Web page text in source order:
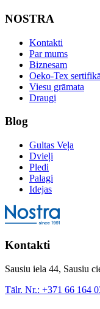
NOSTRA
Kontakti
Par mums
Biznesam
Oeko-Tex
Viesu grāmata
Draugi
Blog
Gultas Veļa
Dvieļi
Pledi
Palagi
Idejas
Kontakti
Sausiu iela 44, Sausiu
Tālr. Nr.: +371 66 164